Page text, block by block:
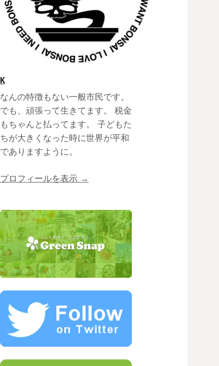
K
なんの特徴もない一般市民です。
でも、頑張って生きてます。 税金
もちゃんと払ってます。 子どもた
ちが大きくなった時に世界が平和
でありますように。
プロフィールを表示 →